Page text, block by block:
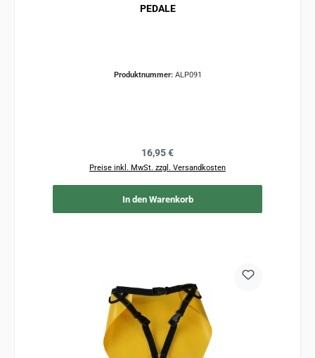
PEDALE
Produktnummer: ALP091
Regulärer Preis:
16,95 €
Preise inkl. MwSt. zzgl. Versandkosten
In den Warenkorb